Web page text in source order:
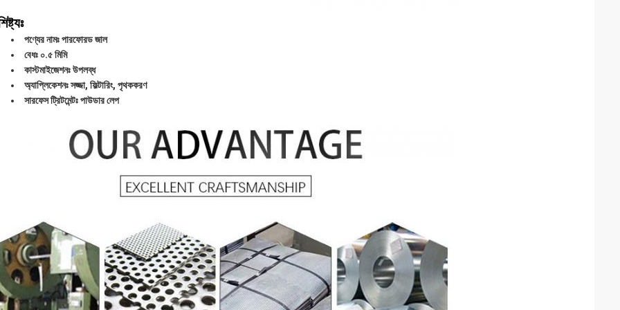
পণ্যের নামঃ পারফোরড জাল
বেধঃ ০.৫ মিমি
কাস্টমাইজেশনঃ উপলব্ধ
অ্যাপ্লিকেশনঃ সজ্জা, ফিল্টারিং, পৃথককরণ
সারফেস ট্রিটমেন্টঃ পাউডার লেপ